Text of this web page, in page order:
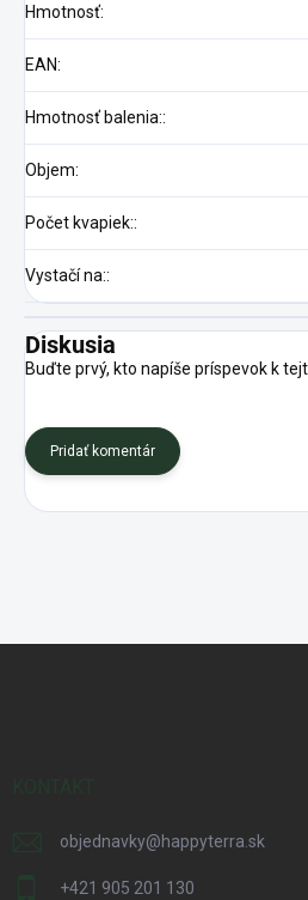
Hmotnosť:
EAN:
Hmotnosť balenia::
Objem:
Počet kvapiek::
Vystačí na::
Diskusia
Buďte prvý, kto napíše príspevok k
Pridať komentár
objednavky@happyterra.sk
+421 905 201 130